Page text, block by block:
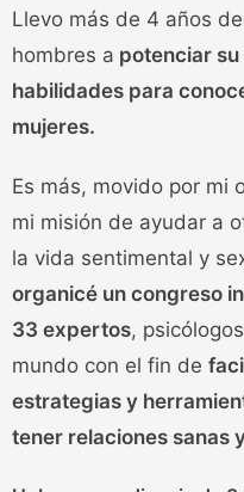
Llevo más de 4 años
hombres a potenciar
habilidades para
mujeres.
Es más, movido por mi
mi misión de ayudar a
la vida sentimental y
organicé un congreso
33 expertos,
mundo con el fin de
estrategias y
tener relaciones sanas